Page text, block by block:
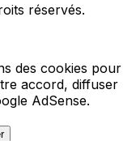
réservés.
des cookies pour
accord, diffuser
AdSense.